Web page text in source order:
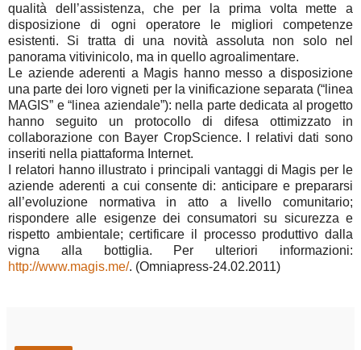
qualità dell’assistenza, che per la prima volta mette a
disposizione di ogni operatore le migliori competenze
esistenti. Si tratta di una novità assoluta non solo nel
panorama vitivinicolo, ma in quello agroalimentare.
Le aziende aderenti a Magis hanno messo a disposizione
una parte dei loro vigneti per la vinificazione separata (“linea
MAGIS” e “linea aziendale”): nella parte dedicata al progetto
hanno seguito un protocollo di difesa ottimizzato in
collaborazione con Bayer CropScience. I relativi dati sono
inseriti nella piattaforma Internet.
I relatori hanno illustrato i principali vantaggi di Magis per le
aziende aderenti a cui consente di: anticipare e prepararsi
all’evoluzione normativa in atto a livello comunitario;
rispondere alle esigenze dei consumatori su sicurezza e
rispetto ambientale; certificare il processo produttivo dalla
vigna alla bottiglia. Per ulteriori informazioni:
http://www.magis.me/. (Omniapress-24.02.2011)